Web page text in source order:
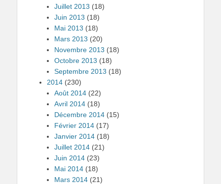
Juillet 2013 (18)
Juin 2013 (18)
Mai 2013 (18)
Mars 2013 (20)
Novembre 2013 (18)
Octobre 2013 (18)
Septembre 2013 (18)
2014 (230)
Août 2014 (22)
Avril 2014 (18)
Décembre 2014 (15)
Février 2014 (17)
Janvier 2014 (18)
Juillet 2014 (21)
Juin 2014 (23)
Mai 2014 (18)
Mars 2014 (21)